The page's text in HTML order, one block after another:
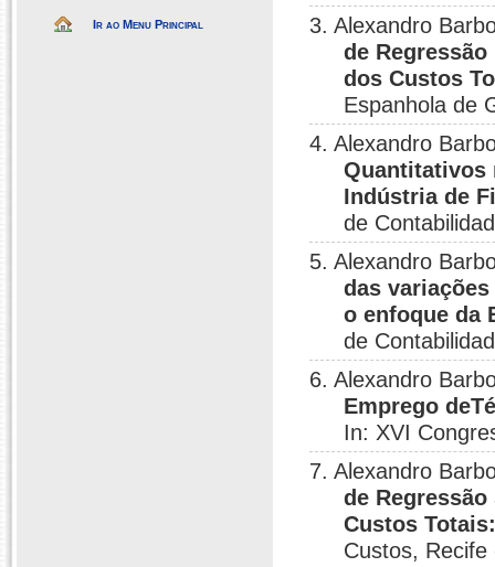
Ir ao Menu Principal
3. Alexandro
de
dos Custos
Espanhola de
4. Alexandro
Quantitativos
Indústria de
de
5. Alexandro
das
o enfoque da
de
6. Alexandro
Emprego
In: XVI
7. Alexandro
de
Custos
Custos,